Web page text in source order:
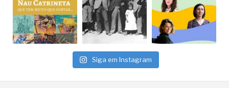
Siga em Instagram